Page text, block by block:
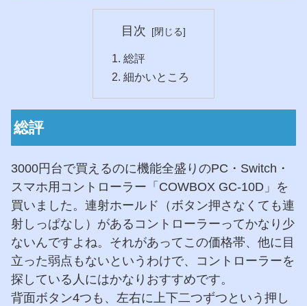
目次
総評
細かいところ
総評
3000円台で買えるのに機能全盛りのPC・Switch・
スマホ用コントローラー「COWBOX GC-10D」を
買いました。連射ホールド（ボタン押さなくても連
射しっぱなし）があるコントローラーってかなり少
ないんですよね。それがあってこの価格帯、他に目
立った弱点もないというわけで、コントローラーを
探している人にはかなりおすすめです。
背面ボタン4つも、左右に上下二つずつという押し